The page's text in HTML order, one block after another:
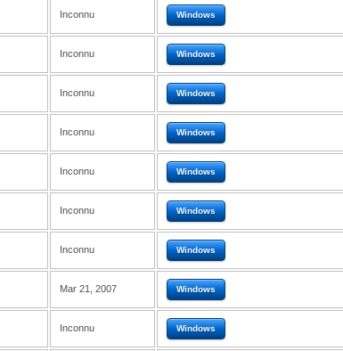
Inconnu Windows
Inconnu Windows
Inconnu Windows
Inconnu Windows
Inconnu Windows
Inconnu Windows
Inconnu Windows
Mar 21, 2007 Windows
Inconnu Windows